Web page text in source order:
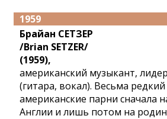
1959
Брайан СЕТЗЕР
/Brian SETZER/
(1959),
американский музыкант,
(гитара, вокал). Весьма
американские парни сначала
Англии и лишь потом на